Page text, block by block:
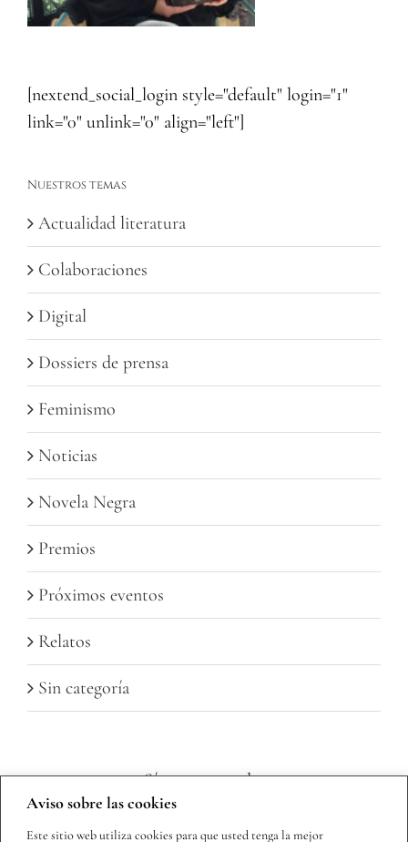
Aviso sobre las cookies
Este sitio web utiliza cookies para que usted tenga la mejor
[nextend_social_login style="default" login="1"
link="0" unlink="0" align="left"]
Nuestros temas
Actualidad literatura
Colaboraciones
Digital
Dossiers de prensa
Feminismo
Noticias
Novela Negra
Premios
Próximos eventos
Relatos
Sin categoría
Sígueme en redes